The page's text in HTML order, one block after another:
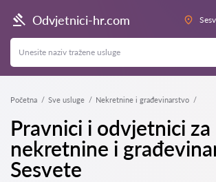
Odvjetnici-hr.com
Početna Sve usluge Nekretnine i građevinarstvo
Pravnici i odvjetnici za
nekretnine i
Sesvete